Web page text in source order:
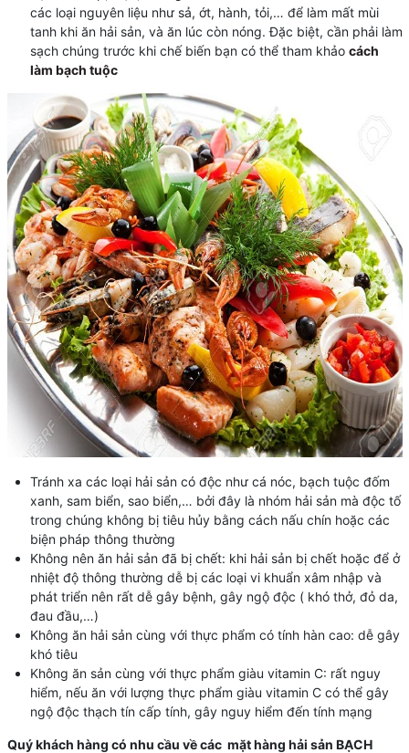
các loại nguyên liệu như sả, ớt, hành, tỏi,… để làm mất mùi
tanh khi ăn hải sản, và ăn lúc còn nóng. Đặc biệt, cần phải làm
sạch chúng trước khi chế biến bạn có thể tham khảo cách
làm bạch tuộc
Tránh xa các loại hải sản có độc như cá nóc, bạch tuộc đốm
xanh, sam biển, sao biển,… bởi đây là nhóm hải sản mà độc tố
trong chúng không bị tiêu hủy bằng cách nấu chín hoặc các
biện pháp thông thường
Không nên ăn hải sản đã bị chết: khi hải sản bị chết hoặc để ở
nhiệt độ thông thường dễ bị các loại vi khuẩn xâm nhập và
phát triển nên rất dễ gây bệnh, gây ngộ độc ( khó thở, đỏ da,
đau đầu,…)
Không ăn hải sản cùng với thực phẩm có tính hàn cao: dễ gây
khó tiêu
Không ăn sản cùng với thực phẩm giàu vitamin C: rất nguy
hiểm, nếu ăn với lượng thực phẩm giàu vitamin C có thể gây
ngộ độc thạch tín cấp tính, gây nguy hiểm đến tính mạng
Quý khách hàng có nhu cầu về các mặt hàng hải sản BẠCH